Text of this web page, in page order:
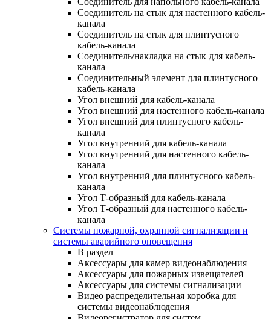
Соединитель на стык для настенного кабель-
канала
Соединитель на стык для плинтусного
кабель-канала
Соединитель/накладка на стык для кабель-
канала
Соединительный элемент для плинтусного
кабель-канала
Угол внешний для кабель-канала
Угол внешний для настенного кабель-канала
Угол внешний для плинтусного кабель-
канала
Угол внутренний для кабель-канала
Угол внутренний для настенного кабель-
канала
Угол внутренний для плинтусного кабель-
канала
Угол Т-образный для кабель-канала
Угол Т-образный для настенного кабель-
канала
Системы пожарной, охранной сигнализации и
системы аварийного оповещения
В раздел
Аксессуары для камер видеонаблюдения
Аксессуары для пожарных извещателей
Аксессуары для системы сигнализации
Видео распределительная коробка для
системы видеонаблюдения